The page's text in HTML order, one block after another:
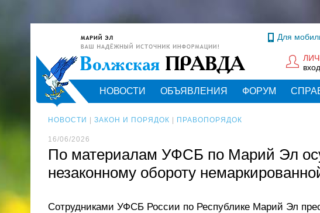
Для
НОВОСТИ ОБЪЯВЛЕНИЯ ФОРУМ
НОВОСТИ ЗАКОН И ПОРЯДОК ПРАВОПОРЯДОК
16/06/2026
По материалам УФСБ по Марий Эл
незаконному обороту
Сотрудниками УФСБ России по Республике Марий Эл